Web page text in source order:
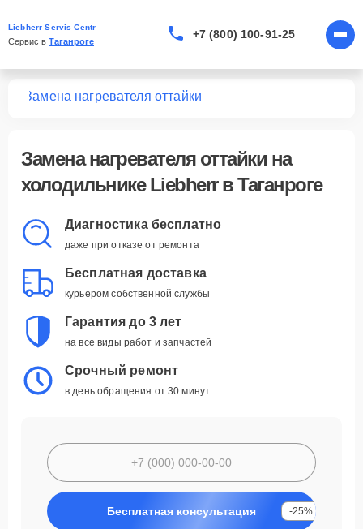
Liebherr Servis Centr
Сервис в Таганроге
+7 (800) 100-91-25
Замена нагревателя оттайки
Замена нагревателя оттайки на
холодильнике Liebherr в Таганроге
Диагностика бесплатно
даже при отказе от ремонта
Бесплатная доставка
курьером собственной службы
Гарантия до 3 лет
на все виды работ и запчастей
Срочный ремонт
в день обращения от 30 минут
Бесплатная консультация -25%